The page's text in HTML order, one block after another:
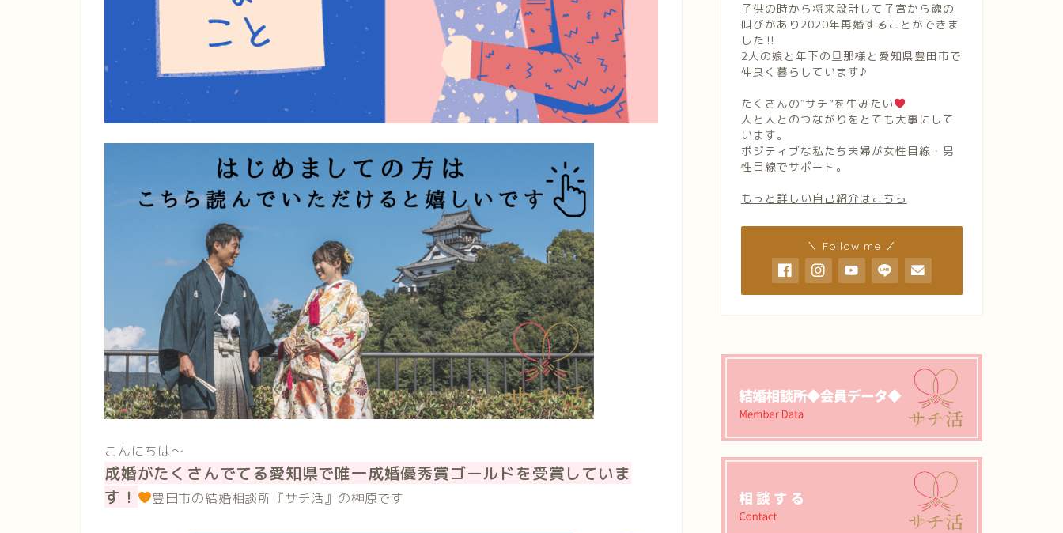
こんにちは〜
成婚がたくさんでてる愛知県で唯一成婚優秀賞ゴールドを受賞していま
す！
豊田市の結婚相談所『サチ活』の榊原です
子供の時から将来設計して子宮から魂の
叫びがあり2020年再婚することができま
した‼︎
2人の娘と年下の旦那様と愛知県豊田市で
仲良く暮らしています♪
たくさんの″サチ”を生みたい
人と人とのつながりをとても大事にして
います。
ポジティブな私たち夫婦が女性目線・男
性目線でサポート。
もっと詳しい自己紹介はこちら
＼ Follow me ／